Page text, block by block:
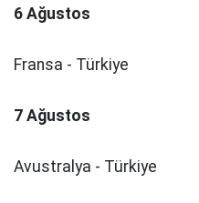
6 Ağustos
Fransa - Türkiye
7 Ağustos
Avustralya - Türkiye